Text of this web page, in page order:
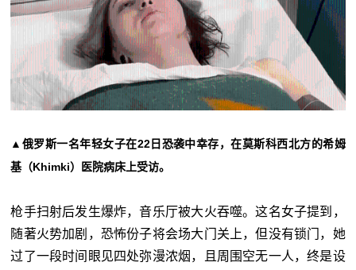
▲俄罗斯一名年轻女子在22日恐袭中幸存，在莫斯科西北方的希姆
基（Khimki）医院病床上受访。
枪手扫射后发生爆炸，音乐厅被大火吞噬。这名女子提到，
随著火势加剧，恐怖份子将会场大门关上，但没有锁门，她
过了一段时间眼见四处弥漫浓烟，且周围空无一人，终是设